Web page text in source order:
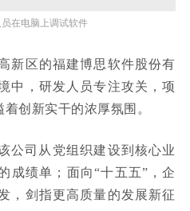
在电脑上调试软件
新区的福建博思软件股份有
中，研发人员专注攻关，项
创新实干的浓厚氛围。
公司从党组织建设到核心业
成绩单；面向“十五五”，企
，剑指更高质量的发展新征